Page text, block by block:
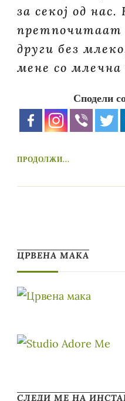
за секој од нас.
претпочитаат
други без
мене со
Сподели
ПРОДОЛЖИ...
ЦРВЕНА МАКА
СЛЕДИ МЕ НА